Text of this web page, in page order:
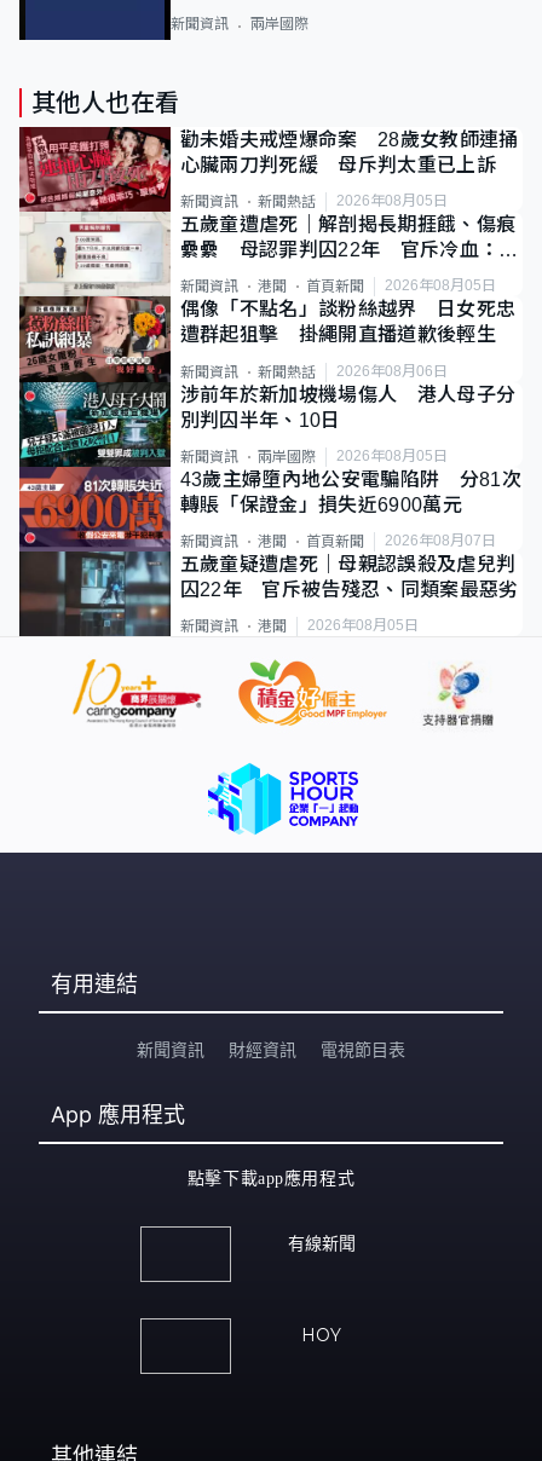
新聞資訊 兩岸國際
其他人也在看
勸未婚夫戒煙爆命案 28歲女教師連捅
心臟兩刀判死緩 母斥判太重已上訴
新聞資訊 新聞熱話 2026年08月05日
五歲童遭虐死｜解剖揭長期捱餓、傷痕
纍纍 母認罪判囚22年 官斥冷血：同
類案最惡劣
新聞資訊 港聞 首頁新聞 2026年08月05日
偶像「不點名」談粉絲越界 日女死忠
遭群起狙擊 掛繩開直播道歉後輕生
新聞資訊 新聞熱話 2026年08月06日
涉前年於新加坡機場傷人 港人母子分
別判囚半年、10日
新聞資訊 兩岸國際 2026年08月05日
43歲主婦墮內地公安電騙陷阱 分81次
轉賬「保證金」損失近6900萬元
新聞資訊 港聞 首頁新聞 2026年08月07日
五歲童疑遭虐死｜母親認誤殺及虐兒判
囚22年 官斥被告殘忍、同類案最惡劣
新聞資訊 港聞 2026年08月05日
有用連結
新聞資訊 財經資訊 電視節目表
App 應用程式
點擊下載app應用程式
有線新聞
HOY